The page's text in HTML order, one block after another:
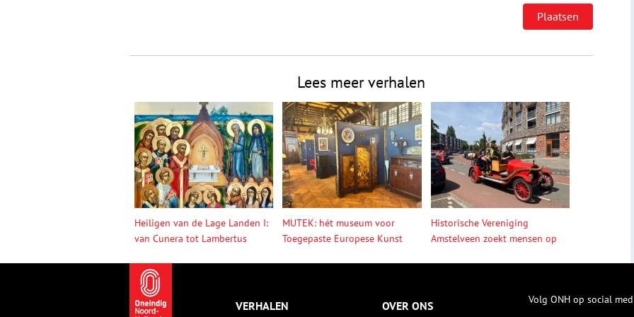
Lees meer verhalen
Heiligen van de Lage Landen I:
van Cunera tot Lambertus
MUTEK: hét museum voor
Toegepaste Europese Kunst
Historische Vereniging
Amstelveen zoekt mensen op
VERHALEN OVER ONS Volg ONH op social